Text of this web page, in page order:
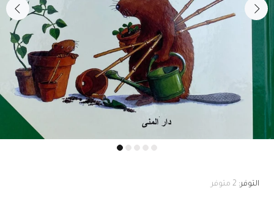
التوفر: 2 متوفر